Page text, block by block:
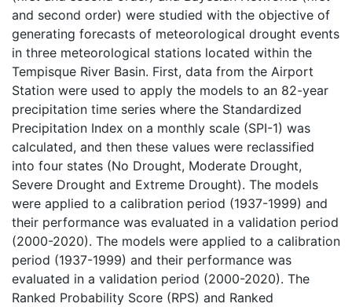
and second order) were studied with the objective of
generating forecasts of meteorological drought events
in three meteorological stations located within the
Tempisque River Basin. First, data from the Airport
Station were used to apply the models to an 82-year
precipitation time series where the Standardized
Precipitation Index on a monthly scale (SPI-1) was
calculated, and then these values were reclassified
into four states (No Drought, Moderate Drought,
Severe Drought and Extreme Drought). The models
were applied to a calibration period (1937-1999) and
their performance was evaluated in a validation period
(2000-2020). The models were applied to a calibration
period (1937-1999) and their performance was
evaluated in a validation period (2000-2020). The
Ranked Probability Score (RPS) and Ranked